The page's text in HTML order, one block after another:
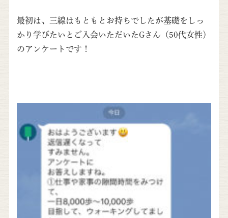
最初は、三線はもともとお持ちでしたが基礎をしっ
かり学びたいとご入会いただいたGさん（50代女性）
のアンケートです！